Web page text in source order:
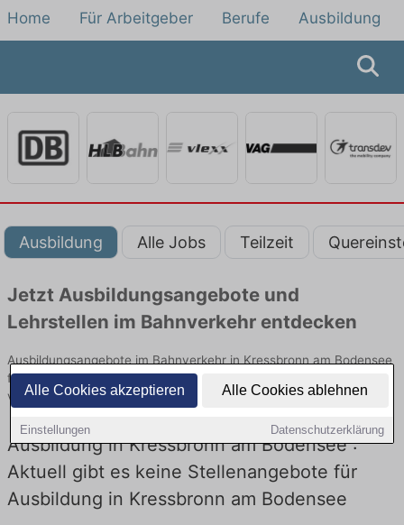
Alle Cookies akzeptieren Alle Cookies ablehnen
Einstellungen Datenschutzerklärung
Home Für Arbeitgeber Berufe Ausbildung
Ausbildung Alle Jobs Teilzeit
Jetzt Ausbildungsangebote und
Lehrstellen im Bahnverkehr entdecken
Ausbildungsangebote im Bahnverkehr in Kressbronn am Bodensee
finden Sie von namhaften Firmen. Entdecken Sie freie Optionen
von Top-Arbeitgebern und bewerben Sie sich noch heute.
Ausbildung in Kressbronn am Bodensee :
Aktuell gibt es keine Stellenangebote für
Ausbildung in Kressbronn am Bodensee